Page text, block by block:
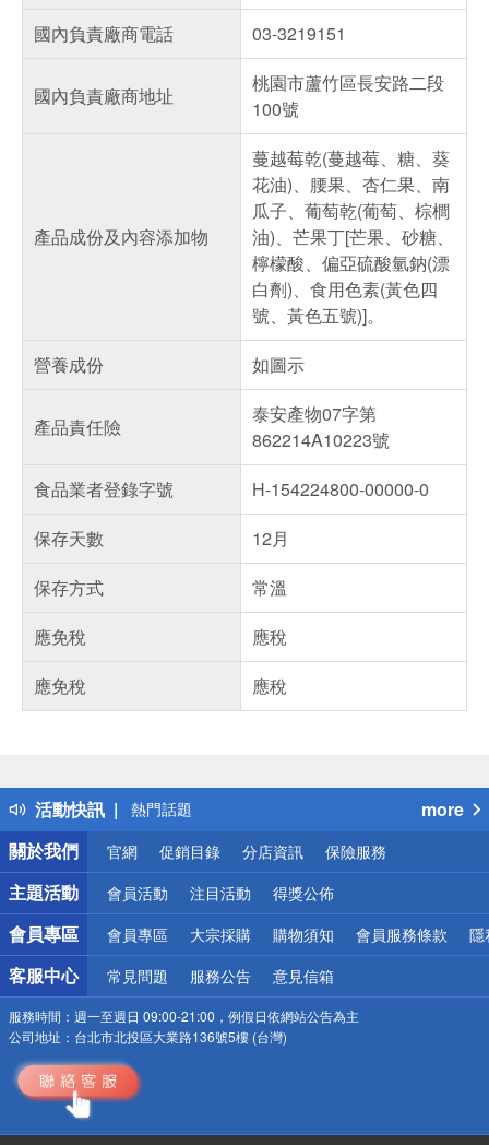
國內負責廠商電話
03-3219151
國內負責廠商地址
桃園市蘆竹區長安路二段
100號
產品成份及內容添加物
蔓越莓乾(蔓越莓、糖、葵
花油)、腰果、杏仁果、南
瓜子、葡萄乾(葡萄、棕櫚
油)、芒果丁[芒果、砂糖、
檸檬酸、偏亞硫酸氫鈉(漂
白劑)、食用色素(黃色四
號、黃色五號)]。
營養成份
如圖示
產品責任險
泰安產物07字第
862214A10223號
食品業者登錄字號
H-154224800-00000-0
保存天數
12月
保存方式
常溫
應免稅
應稅
應免稅
應稅
活動快訊
得獎公告
熱門話題
銀行優惠
偏遠地區配送
詐騙網頁！請小心！
more
關於我們
官網 促銷目錄 分店資訊 保險服務
主題活動 會員活動 注目活動 得獎公佈
會員專區 會員專區 大宗採購 購物須知 會員服務條款 隱
客服中心 常見問題 服務公告 意見信箱
服務時間： 週一至週日 09:00-21:00，例假日依網站公告為主
公司地址： 台北市北投區大業路136號5樓 (台灣)